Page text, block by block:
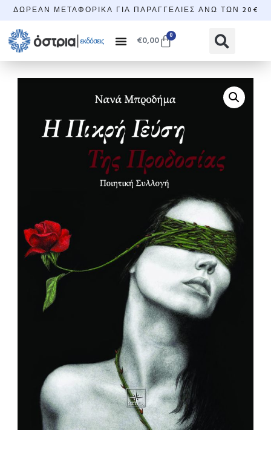
ΔΩΡΕΆΝ ΜΕΤΑΦΟΡΙΚΆ ΓΙΑ ΠΑΡΑΓΓΕΛΊΕΣ ΆΝΩ ΤΩΝ 20€
€0,00 0